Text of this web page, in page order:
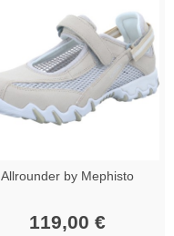
Allrounder by Mephisto
119,00 €